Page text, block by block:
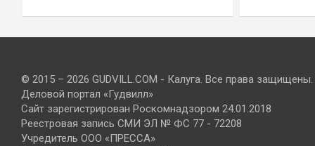
© 2015 – 2026 GUDVILL.COM - Калуга. Все права защищены.
Деловой портал «Гудвилл»
Сайт зарегистрирован Роскомнадзором 24.01.2018
Реестровая запись СМИ ЭЛ № ФС 77 - 72208
Учредитель ООО «ПРЕССА»